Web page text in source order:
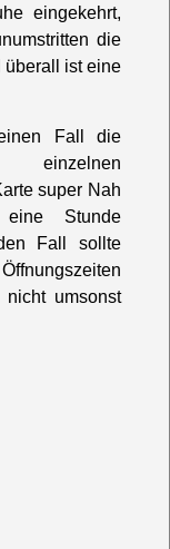
eingekehrt,
die
überall ist eine
Fall die
einzelnen
super Nah
Stunde
Fall sollte
umsonst